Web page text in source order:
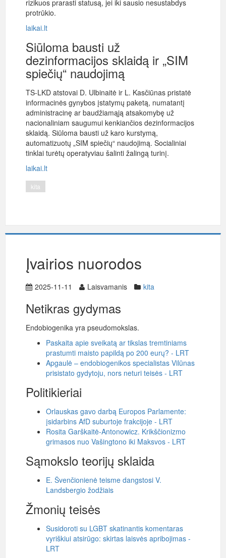
rizikuos prarasti statusą, jei iki sausio nesustabdys
protrūkio.
laikai.lt
Siūloma bausti už
dezinformacijos sklaidą ir „SIM
spiečių“ naudojimą
TS-LKD atstovai D. Ulbinaitė ir L. Kasčiūnas pristatė
informacinės gynybos įstatymų paketą, numatantį
administracinę ar baudžiamąją atsakomybę už
nacionaliniam saugumui kenkiančios dezinformacijos
sklaidą. Siūloma bausti už karo kurstymą,
automatizuotų „SIM spiečių“ naudojimą. Socialiniai
tinklai turėtų operatyviau šalinti žalingą turinį.
laikai.lt
kita
Įvairios nuorodos
2025-11-11 Laisvamanis kita
Netikras gydymas
Endobiogenika yra pseudomokslas.
Paskaita apie sveikatą ar tikslas tremtiniams
prastumti maisto papildą po 200 eurų? - LRT
Apgaulė – endobiogenikos specialistas Vilūnas
prisistato gydytoju, nors neturi teisės - LRT
Politikieriai
Orlauskas gavo darbą Europos Parlamente:
įsidarbins AfD suburtoje frakcijoje - LRT
Rosita Garškaitė-Antonowicz. Krikščionizmo
grimasos nuo Vašingtono iki Maksvos - LRT
Sąmokslo teorijų sklaida
E. Švenčionienė teisme dangstosi V.
Landsbergio žodžiais
Žmonių teisės
Susidoroti su LGBT skatinantis komentaras
vyriškiui atsirūgo: skirtas laisvės apribojimas -
LRT